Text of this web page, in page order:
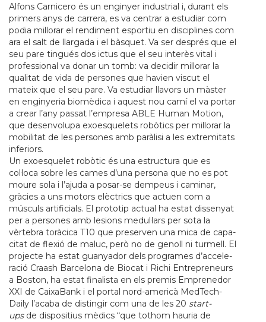
Alfons Carnicero és un enginyer industrial i, durant els
primers anys de carrera, es va centrar a estudiar com
podia millorar el rendiment esportiu en disciplines com
ara el salt de llargada i el bàsquet. Va ser després que el
seu pare tingués dos ictus que el seu interès vital i
professional va donar un tomb: va decidir millorar la
qualitat de vida de persones que havien viscut el
mateix que el seu pare. Va estudiar llavors un màster
en enginyeria biomèdica i aquest nou camí el va portar
a crear l’any passat l’empresa ABLE Human Motion,
que desenvolupa exoesquelets robòtics per millorar la
mobilitat de les persones amb paràlisi a les extremitats
inferiors.
Un exo­es­que­let robòtic és una estruc­tura que es
col·loca sobre les cames d’una per­sona que no es pot
moure sola i l’ajuda a posar-se dem­peus i cami­nar,
gràcies a uns motors elèctrics que actuen com a
músculs arti­fi­ci­als. El pro­to­tip actual ha estat dis­se­nyat
per a per­so­nes amb lesi­ons medul·lars per sota la
vèrte­bra toràcica T10 que pre­ser­ven una mica de capa­
ci­tat de flexió de maluc, però no de genoll ni tur­mell. El
pro­jecte ha estat gua­nya­dor dels pro­gra­mes d’acce­le­
ració Cra­ash Bar­ce­lona de Bio­cat i Richi Entre­pre­neurs
a Bos­ton, ha estat fina­lista en els pre­mis Empre­ne­dor
XXI de Cai­xa­Bank i el por­tal nord-ame­ricà Med­Tech­
Daily l’acaba de dis­tin­gir com una de les 20 start-
upsde dis­po­si­tius mèdics “que tot­hom hau­ria de